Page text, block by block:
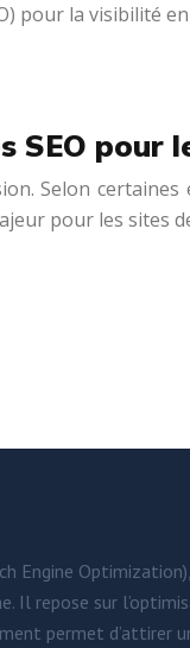
pour la visibilité
SEO pour
Selon
pour les sites
Engine
Il repose sur
permet d’attirer